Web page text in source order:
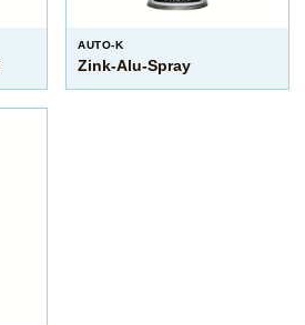
AUTO-K
Zink-Alu-Spray